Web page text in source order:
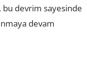
bu devrim sayesinde
devam